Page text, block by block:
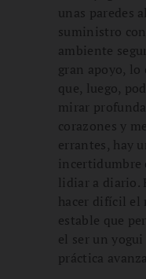
unas paredes
suministro
ambiente
gran apoyo, lo
que, luego,
mirar
corazones y
errantes, hay
incertidumbre
lidiar a diario.
hacer difícil el
estable que
el ser un
práctica